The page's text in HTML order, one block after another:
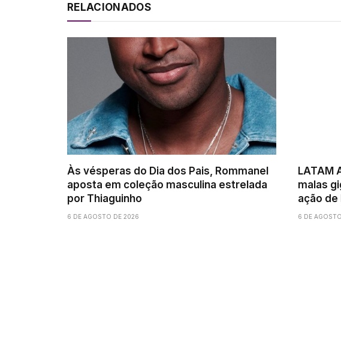
RELACIONADOS
Às vésperas do Dia dos Pais, Rommanel
aposta em coleção masculina estrelada
por Thiaguinho
6 DE AGOSTO DE 2026
LATAM
malas
ação de
6 DE